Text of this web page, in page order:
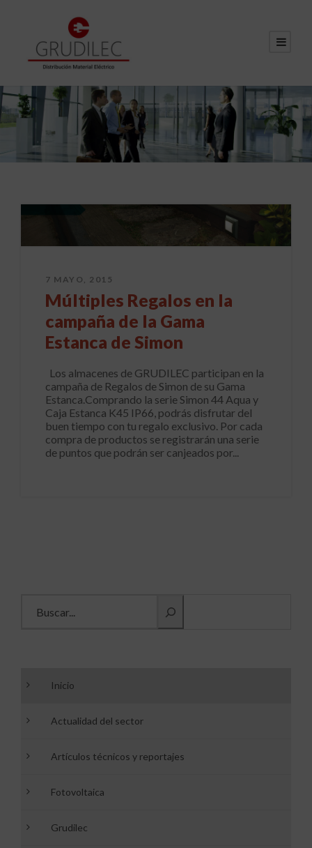
7 MAYO, 2015
Múltiples Regalos en la
campaña de la Gama
Estanca de Simon
Los almacenes de GRUDILEC participan en la
campaña de Regalos de Simon de su Gama
Estanca.Comprando la serie Simon 44 Aqua y
Caja Estanca K45 IP66, podrás disfrutar del
buen tiempo con tu regalo exclusivo. Por cada
compra de productos se registrarán una serie
de puntos que podrán ser canjeados por...
Inicio
Actualidad del sector
Artículos técnicos y reportajes
Fotovoltaica
Grudilec